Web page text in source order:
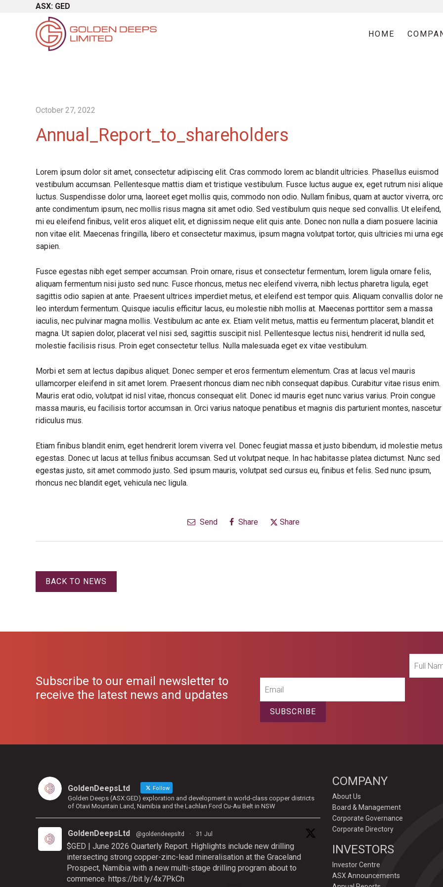
ASX: GED
HOME
October 27, 2022
Annual_Report_to_shareholders
Lorem ipsum dolor sit amet, consectetur adipiscing elit. Cras commodo lorem ac blandit ultricies. Phasellus euismod
vestibulum accumsan. Pellentesque mattis diam et tristique vestibulum. Fusce luctus augue ex, eget rutrum nisi
luctus. Suspendisse dolor urna, laoreet eget mollis quis, commodo non odio. Nullam finibus, quam at auctor viverra,
ante condimentum ipsum, nec mollis risus magna sit amet odio. Sed vestibulum quis neque sed convallis. Ut eleifend,
mi eu eleifend finibus, velit eros aliquet elit, et dignissim neque elit quis ante. Donec non nulla a diam posuere lacinia
non vitae elit. Maecenas fringilla, libero et consectetur maximus, ipsum magna volutpat tortor, quis ultricies mi urna
sapien.
Fusce egestas nibh eget semper accumsan. Proin ornare, risus et consectetur fermentum, lorem ligula ornare felis,
aliquam fermentum nisi justo sed nunc. Fusce rhoncus, metus nec eleifend viverra, nibh lectus pharetra ligula, eget
sagittis odio sapien at ante. Praesent ultrices imperdiet metus, et eleifend est tempor quis. Aliquam convallis dolor
leo interdum fermentum. Quisque iaculis efficitur lacus, eu molestie nibh mollis at. Maecenas porttitor sem a massa
iaculis, nec pulvinar magna mollis. Vestibulum ac ante ex. Etiam velit metus, mattis eu fermentum placerat, blandit et
magna. Ut sapien dolor, placerat vel nisi sed, sagittis suscipit nisl. Pellentesque lectus nisi, hendrerit id nulla sed,
molestie facilisis risus. Proin eget consectetur tellus. Nulla malesuada eget ex vitae vestibulum.
Morbi et sem at lectus dapibus aliquet. Donec semper et eros fermentum elementum. Cras at lacus vel mauris
ullamcorper eleifend in sit amet lorem. Praesent rhoncus diam nec nibh consequat dapibus. Curabitur vitae risus enim.
Mauris erat odio, volutpat id nisl vitae, rhoncus consequat elit. Donec id mauris eget nunc varius varius. Proin congue
massa mauris, eu facilisis tortor accumsan in. Orci varius natoque penatibus et magnis dis parturient montes, nascetur
ridiculus mus.
Etiam finibus blandit enim, eget hendrerit lorem viverra vel. Donec feugiat massa et justo bibendum, id molestie metus
egestas. Donec ut lacus at tellus finibus accumsan. Sed ut volutpat neque. In hac habitasse platea dictumst. Nunc sed
egestas justo, sit amet commodo justo. Sed ipsum mauris, volutpat sed cursus eu, finibus et felis. Sed nunc ipsum,
rhoncus nec blandit eget, vehicula nec ligula.
Send Share Share
BACK TO NEWS
Subscribe to our email newsletter to
receive the latest news and updates
Name
SUBSCRIBE
GoldenDeepsLtd Follow
Golden Deeps (ASX:GED) exploration and development in world-class copper districts
of Otavi Mountain Land, Namibia and the Lachlan Ford Cu-Au Belt in NSW
GoldenDeepsLtd @goldendeepsltd · 31 Jul
$GED | June 2026 Quarterly Report. Highlights include new drilling
intersecting strong copper-zinc-lead mineralisation at the Graceland
Prospect, Namibia with a new multi-stage drilling program about to
commence. https://bit.ly/4x7PkCh
COMPANY
About Us
Board & Management
Corporate Governance
Corporate Directory
INVESTORS
Investor Centre
ASX Announcements